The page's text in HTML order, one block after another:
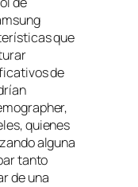
que
de
quienes
alguna
tanto
de una